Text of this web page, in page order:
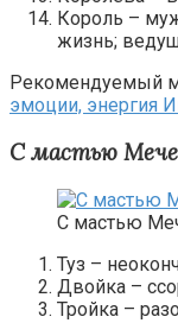
Король –
жизнь;
Рекомендуемый
эмоции, энергия
С мастью
С мастью
Туз –
Двойка –
Тройка –